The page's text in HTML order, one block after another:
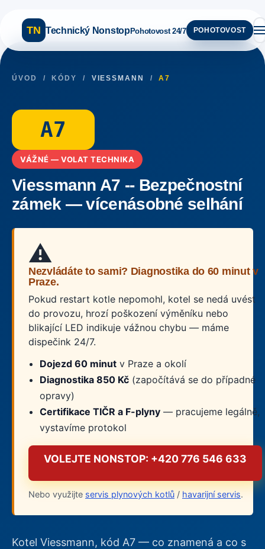
TN Technický NonstopPohotovost 24/7 POHOTOVOST
ÚVOD / KÓDY / VIESSMANN /A7
A7
VÁŽNÉ — VOLAT TECHNIKA
Viessmann A7 -- Bezpečnostní
zámek — vícenásobné selhání
⚠️
Nezvládáte to sami? Diagnostika do 60 minut v
Praze.
Pokud restart kotle nepomohl, kotel se nedá uvést
do provozu, hrozí poškození výměníku nebo
blikající LED indikuje vážnou chybu — máme
dispečink 24/7.
Dojezd 60 minut v Praze a okolí
Diagnostika 850 Kč (započítává se do případné
opravy)
Certifikace TIČR a F-plyny — pracujeme legálně,
vystavíme protokol
VOLEJTE NONSTOP: +420 776 546 633
Nebo využijte servis plynových kotlů / havarijní servis.
Kotel Viessmann, kód A7 — co znamená a co s